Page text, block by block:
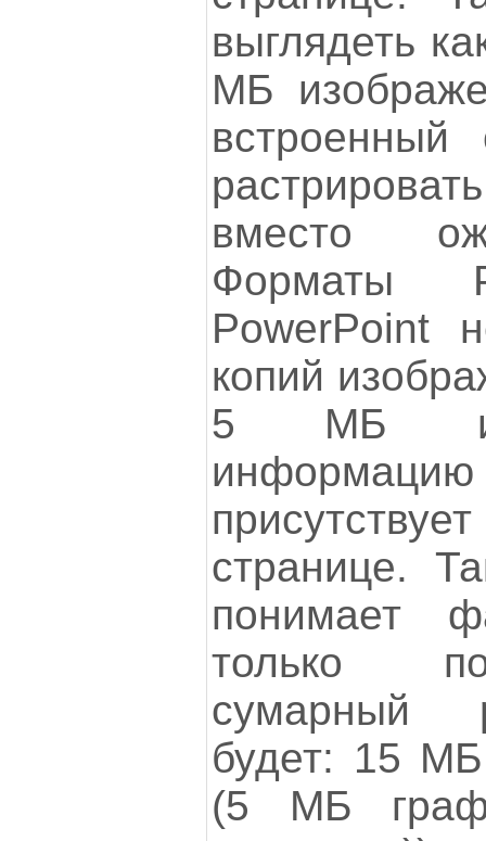
выглядеть
МБ
встроенный
вместо
Форматы
PowerPoint
копий
5 МБ
странице.
понимает
только
сумарный
будет: 15
(5 МБ